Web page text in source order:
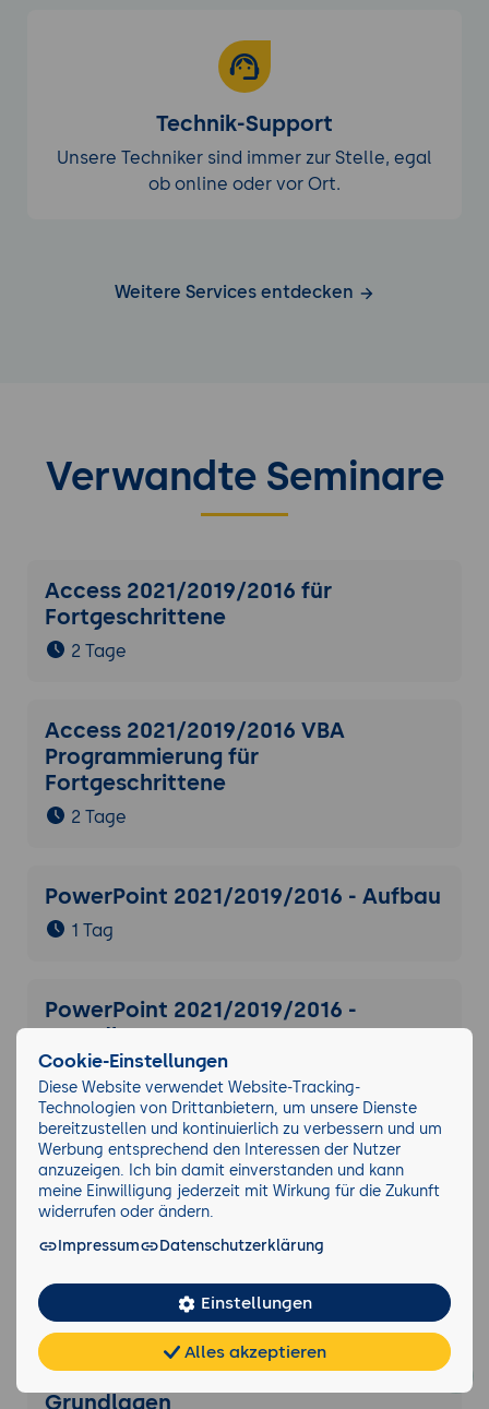
Technik-Support
Unsere Techniker sind immer zur Stelle, egal
ob online oder vor Ort.
Weitere Services entdecken
Verwandte Seminare
Access 2021/2019/2016 für
Fortgeschrittene
2 Tage
Access 2021/2019/2016 VBA
Programmierung für
Fortgeschrittene
2 Tage
PowerPoint 2021/2019/2016 - Aufbau
1 Tag
PowerPoint 2021/2019/2016 -
Grundlagen
2 Tage
Word Aufbau
2 Tage
Word Grundlagen
Visio 2021/2019/2016/2013 -
Grundlagen
Teilen FAQ Cookies
Cookie-Einstellungen
Diese Website verwendet Website-Tracking-
Technologien von Drittanbietern, um unsere Dienste
bereitzustellen und kontinuierlich zu verbessern und um
Werbung entsprechend den Interessen der Nutzer
anzuzeigen. Ich bin damit einverstanden und kann
meine Einwilligung jederzeit mit Wirkung für die Zukunft
widerrufen oder ändern.
Impressum
Datenschutzerklärung
Einstellungen
Alles akzeptieren